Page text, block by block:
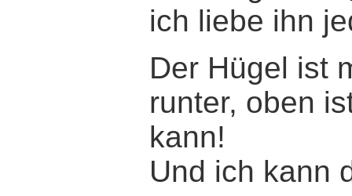
ich liebe ihn
Der Hügel ist
runter, oben
kann!
Und ich kann